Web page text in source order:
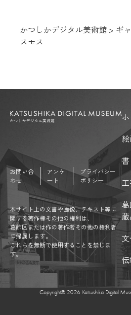
かつしかデジタル美術館 > ギ
スモス
お問い合
わせ
アンケ
ート
プライバシー
ポリシー
本サイト上の文書や画像、テキスト等に
関する著作権その他の権利は、
葛飾区または作の著作者その他の権利者
に帰属します。
これらを無断で使用することを禁じま
す。
書
Copyright©︎ 2026 Katsushika Digital